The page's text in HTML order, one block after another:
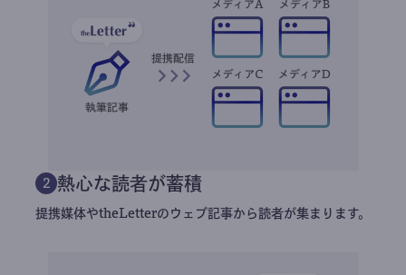
2 熱心な読者が蓄積
提携媒体やtheLetterのウェブ記事から読者が集まります。